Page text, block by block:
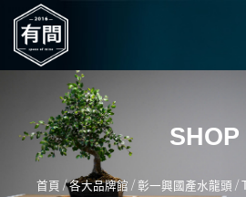
SHOP
首頁 /各大品牌館 / 彰一興國產水龍頭 /